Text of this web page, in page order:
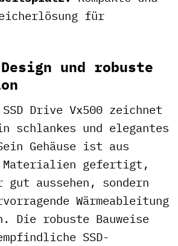
für
Design und robuste
Drive Vx500 zeichnet
schlankes und elegantes
Gehäuse ist aus
Materialien gefertigt,
aussehen, sondern
Wärmeableitung
Die robuste Bauweise
SSD-